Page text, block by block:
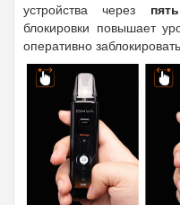
устройства через
блокировки повышает
оперативно